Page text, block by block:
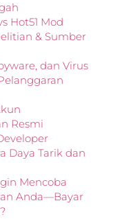
Hot51 Mod
& Sumber
dan Virus
Resmi
Daya Tarik dan
Mencoba
Anda—Bayar